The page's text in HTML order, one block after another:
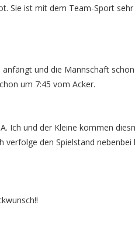
Sie ist mit dem Team-Sport sehr
anfängt und die Mannschaft
um 7:45 vom Acker.
Ich und der Kleine kommen
verfolge den Spielstand nebenbei